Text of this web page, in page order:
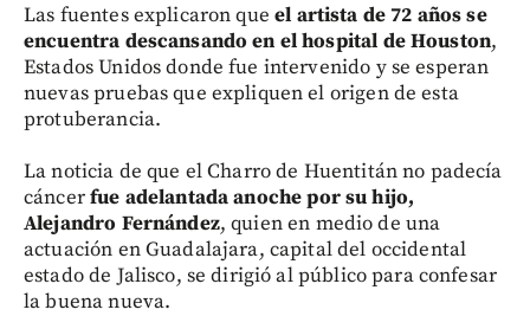
Las fuentes explicaron queel artista de 72 años se
encuentra descansando en el hospital de Houston,
Estados Unidos donde fue intervenido y se esperan
nuevas pruebas que expliquen el origen de esta
protuberancia.
La noticia de que el Charro de Huentitán no padecía
cáncerfue adelantada anoche por su hijo,
Alejandro Fernández, quien en medio de una
actuación en Guadalajara, capital del occidental
estado de Jalisco, se dirigió al público para confesar
la buena nueva.